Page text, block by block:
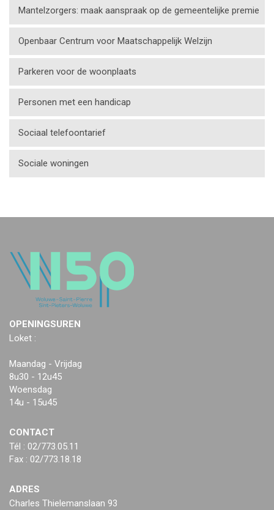
Mantelzorgers: maak aanspraak op de gemeentelijke premie
Openbaar Centrum voor Maatschappelijk Welzijn
Parkeren voor de woonplaats
Personen met een handicap
Sociaal telefoontarief
Sociale woningen
OPENINGSUREN
Loket :
Maandag - Vrijdag
8u30 - 12u45
Woensdag
14u - 15u45
CONTACT
Tél : 02/773.05.11
Fax : 02/773.18.18
ADRES
Charles Thielemanslaan 93